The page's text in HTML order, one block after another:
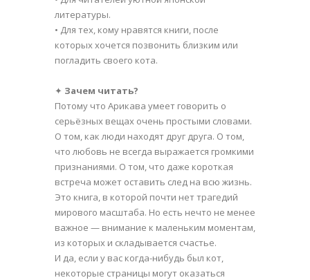
литературы.
• Для тех, кому нравятся книги, после
которых хочется позвонить близким или
погладить своего кота.
✦ Зачем читать?
Потому что Арикава умеет говорить о
серьёзных вещах очень простыми словами.
О том, как люди находят друг друга. О том,
что любовь не всегда выражается громкими
признаниями. О том, что даже короткая
встреча может оставить след на всю жизнь.
Это книга, в которой почти нет трагедий
мирового масштаба. Но есть нечто не менее
важное — внимание к маленьким моментам,
из которых и складывается счастье.
И да, если у вас когда-нибудь был кот,
некоторые страницы могут оказаться